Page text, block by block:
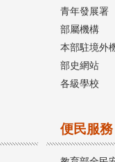
青年發展署
部屬機構
本部駐境外
部史網站
各級學校
便民服務